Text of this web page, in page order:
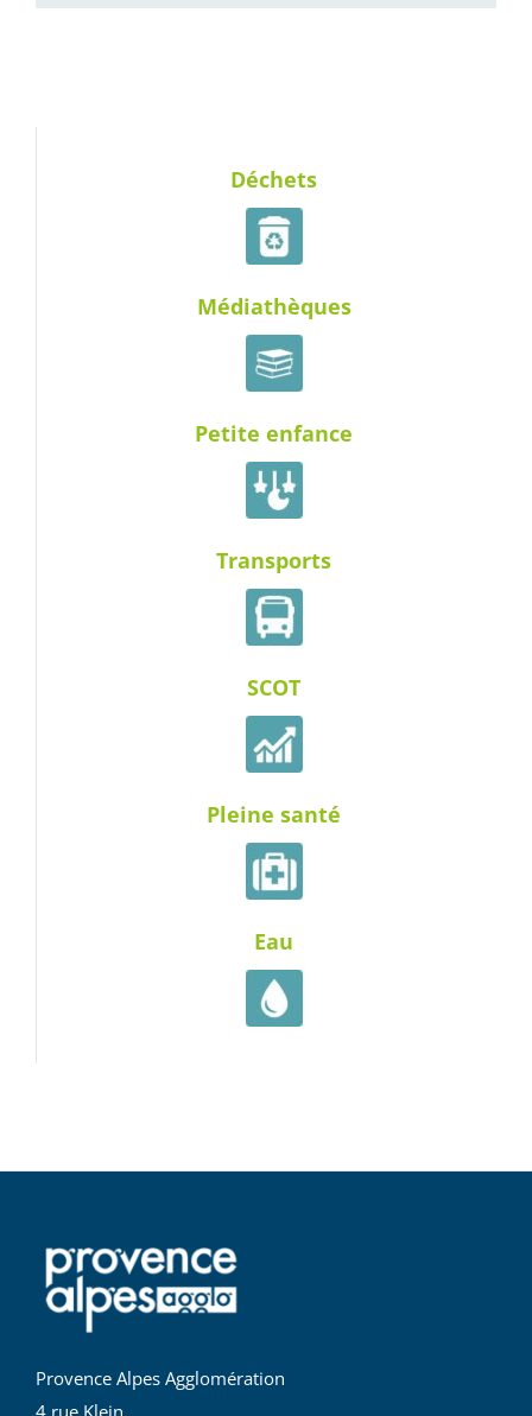
Déchets
Médiathèques
Petite enfance
Transports
SCOT
Pleine santé
Eau
Provence Alpes Agglomération
4 rue Klein,